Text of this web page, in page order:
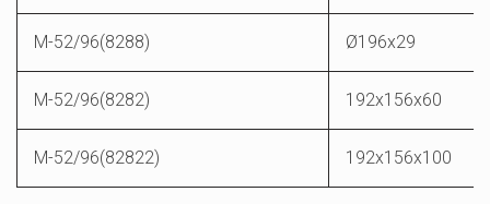
M-52/96(8288) Ø196x29
M-52/96(8282) 192x156x60
M-52/96(82822) 192x156x100